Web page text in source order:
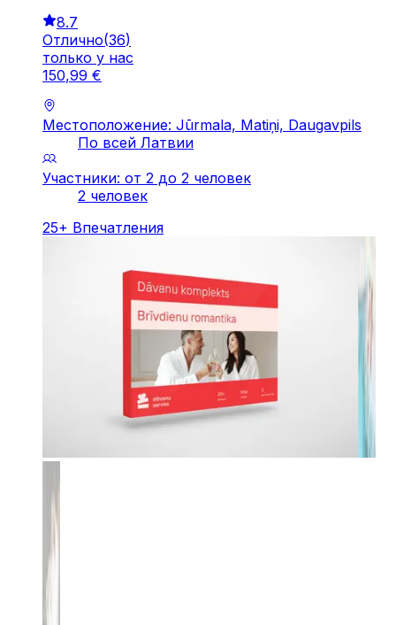
8.7
Отлично(36)
только у нас
150,99 €
Местоположение: Jūrmala, Matiņi, Daugavpils
По всей Латвии
Участники: от 2 до 2 человек
2 человек
25+ Впечатления